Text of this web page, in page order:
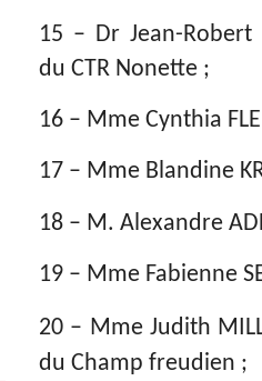
15 – Dr Jean-Robert
du CTR Nonette ;
16 – Mme Cynthia
17 – Mme Blandine
18 – M. Alexandre
19 – Mme Fabienne
20 – Mme Judith
du Champ freudien ;